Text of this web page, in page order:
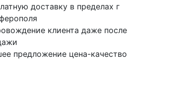
доставку в пределах г
клиента даже после
предложение цена-качество